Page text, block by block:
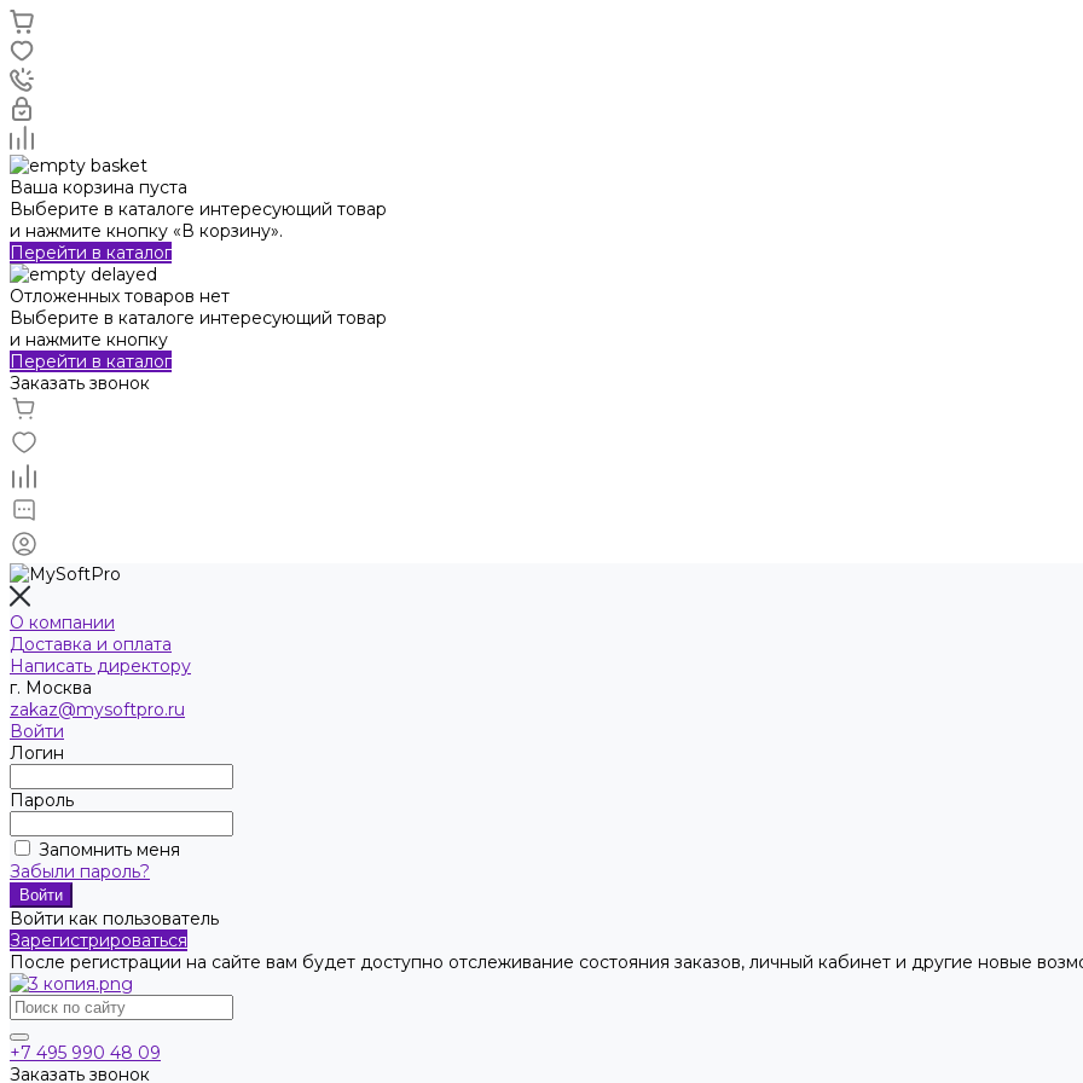
Ваша корзина пуста
Выберите в каталоге интересующий товар
и нажмите кнопку «В корзину».
Перейти в каталог
Отложенных товаров нет
Выберите в каталоге интересующий товар
и нажмите кнопку
Перейти в каталог
Заказать звонок
О компании
Доставка и оплата
Написать директору
г. Москва
zakaz@mysoftpro.ru
Войти
Логин
Пароль
Запомнить меня
Забыли пароль?
Войти как пользователь
Зарегистрироваться
После регистрации на сайте вам будет доступно отслеживание состояния заказов, личный кабинет и другие новые
+7 495 990 48 09
Заказать звонок